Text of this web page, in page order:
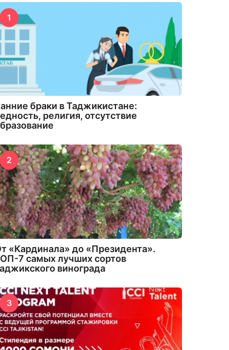
1
браки в Таджикистане:
религия, отсутствие
2
«Кардинала» до «Президента».
7 самых лучших сортов
винограда
3